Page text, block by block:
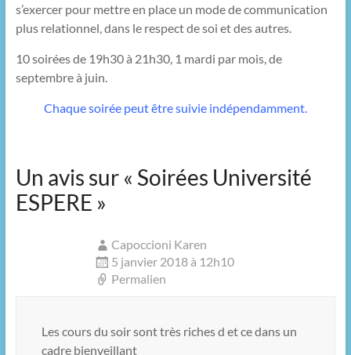
s’exercer pour mettre en place un mode de communication
plus relationnel, dans le respect de soi et des autres.
10 soirées de 19h30 à 21h30, 1 mardi par mois, de
septembre à juin.
Chaque soirée peut être suivie indépendamment.
Un avis sur « Soirées Université
ESPERE »
Capoccioni Karen
5 janvier 2018 à 12h10
Permalien
Les cours du soir sont très riches d et ce dans un
cadre bienveillant